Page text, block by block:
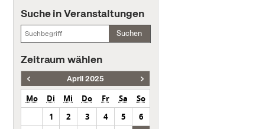
Suche in Veranstaltungen
Suchen
Zeitraum wählen
April 2025
Mo Di Mi Do Fr Sa
So
1
2 3 4 5
6